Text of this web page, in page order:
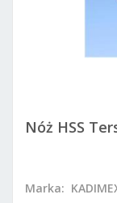
Nóż HSS
Marka: